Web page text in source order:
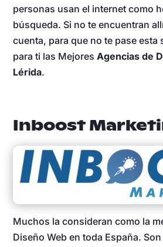
personas usan el internet como
búsqueda. Si no te encuentran
cuenta, para que no te pase esta
para ti las MejoresAgencias de
Lérida.
Inboost
Muchos la consideran como la
Diseño Web en toda España.